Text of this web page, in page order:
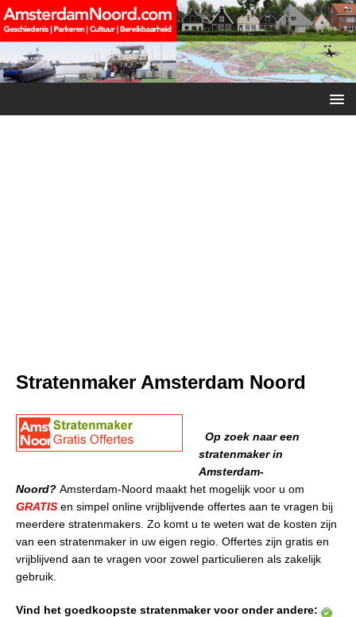
Stratenmaker Amsterdam Noord
Op zoek naar een
stratenmaker in
Amsterdam-
Noord? Amsterdam-Noord maakt het mogelijk voor u om
GRATIS en simpel online vrijblijvende offertes aan te vragen bij
meerdere stratenmakers. Zo komt u te weten wat de kosten zijn
van een stratenmaker in uw eigen regio. Offertes zijn gratis en
vrijblijvend aan te vragen voor zowel particulieren als zakelijk
gebruik.
Vind het goedkoopste stratenmaker voor onder andere: